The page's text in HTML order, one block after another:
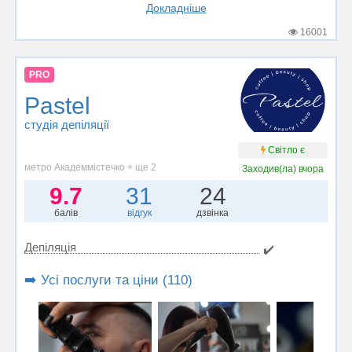
Докладніше
16001
PRO
Pastel
студія депіляції
Світло є
метро Академмістечко + ще 2
Заходив(ла)вчора
9.7
балів
31
відгук
24
дзвінка
Депіляція ✔️
➡️ Усі послуги та ціни (110)